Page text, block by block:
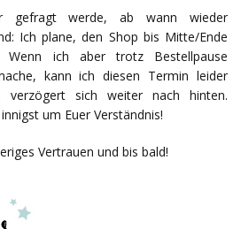
gefragt werde, ab wann wieder
Ich plane, den Shop bis Mitte/Ende
Wenn ich aber trotz Bestellpause
kann ich diesen Termin leider
sich weiter nach hinten.
um Euer Verständnis!
Vertrauen und bis bald!